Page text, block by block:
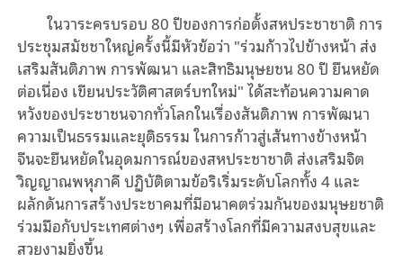
ในวาระครบรอบ 80 ปีของการก่อตั้งสหประชาชาติ การ
ประชุมสมัชชาใหญ่ครั้งนี้มีหัวข้อว่า "ร่วมก้าวไปข้างหน้า ส่ง
เสริมสันติภาพ การพัฒนา และสิทธิมนุษยชน 80 ปี ยืนหยัด
ต่อเนื่อง เขียนประวัติศาสตร์บทใหม่" ได้สะท้อนความคาด
หวังของประชาชนจากทั่วโลกในเรื่องสันติภาพ การพัฒนา
ความเป็นธรรมและยุติธรรม ในการก้าวสู่เส้นทางข้างหน้า
จีนจะยืนหยัดในอุดมการณ์ของสหประชาชาติ ส่งเสริมจิต
วิญญาณพหุภาคี ปฏิบัติตามข้อริเริ่มระดับโลกทั้ง 4 และ
ผลักดันการสร้างประชาคมที่มีอนาคตร่วมกันของมนุษยชาติ
ร่วมมือกับประเทศต่างๆ เพื่อสร้างโลกที่มีความสงบสุขและ
สวยงามยิ่งขึ้น